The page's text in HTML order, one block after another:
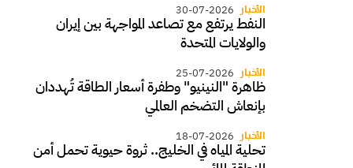
الأخبار 30-07-2026
النفط يرتفع مع تصاعد المواجهة بين إيران
والولايات المتحدة
الأخبار 25-07-2026
ظاهرة "النينيو" وطفرة أسعار الطاقة تُهددان
بإنعاش التضخم العالمي
الأخبار 18-07-2026
تحلية المياه في الخليج.. ثروة حيوية تحمل أمن